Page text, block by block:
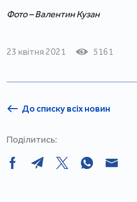
Фото – Валентин Кузан
23 квітня 2021 5161
До списку всіх новин
Поділитись: